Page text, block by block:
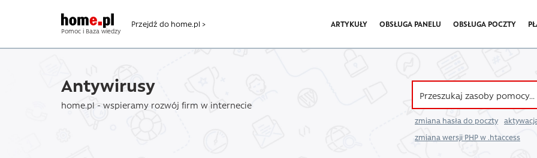
Pomoc i Baza wiedzy
Przejdź do home.pl > ARTYKUŁY OBSŁUGA PANELU OBSŁUGA POCZTY
Antywirusy
home.pl - wspieramy rozwój firm w internecie
zmiana hasła do poczty
zmiana wersji PHP w .htaccess